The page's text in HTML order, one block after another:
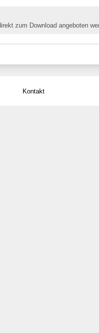
zum Download angeboten
Kontakt